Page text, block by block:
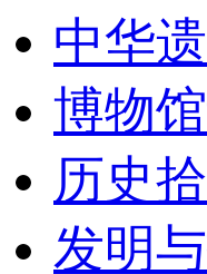
中华
博物
历史
发明